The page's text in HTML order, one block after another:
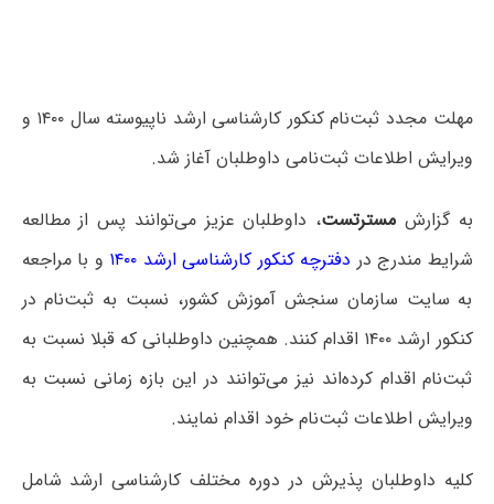
مهلت مجدد ثبت‌نام کنکور کارشناسی ارشد ناپیوسته سال ۱۴۰۰ و
ویرایش اطلاعات ثبت‌نامی داوطلبان آغاز شد.
به گزارش مسترتست، داوطلبان عزیز می‌توانند پس از مطالعه
شرایط مندرج در دفترچه کنکور کارشناسی ارشد ۱۴۰۰
و با مراجعه
به سایت سازمان سنجش آموزش کشور، نسبت به ثبت‌نام در
کنکور ارشد ۱۴۰۰ اقدام کنند. همچنین داوطلبانی که قبلا نسبت به
ثبت‌نام اقدام کرده‌اند نیز می‌توانند در این بازه زمانی نسبت به
ویرایش اطلاعات ثبت‌نام خود اقدام نمایند.
کلیه داوطلبان پذیرش در دوره مختلف کارشناسی ارشد شامل